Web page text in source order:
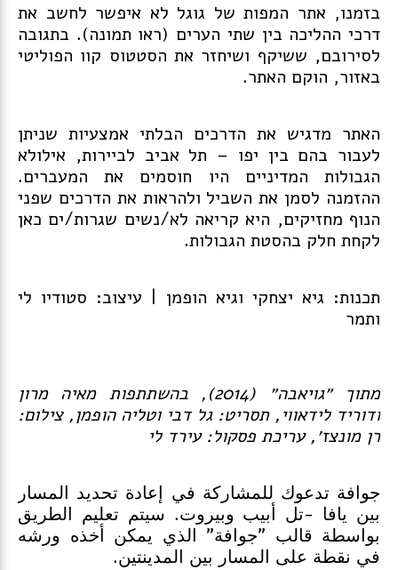
בזמנו, אתר המפות של גוגל לא איפשר לחשב את
דרכי ההליכה בין שתי הערים (ראו תמונה). בתגובה
לסירובם, ששיקף ושיחזר את הסטטוס קוו הפוליטי
באזור, הוקם האתר.
האתר מדגיש את הדרכים הבלתי אמצעיות שניתן
לעבור בהם בין יפו – תל אביב לביירות, אילולא
הגבולות המדיניים היו חוסמים את המעברים.
ההזמנה לסמן את השביל ולהראות את הדרכים שפני
הנוף מחזיקים, היא קריאה לא/נשים שגרות/ים כאן
לקחת חלק בהסטת הגבולות.
תכנות: גיא יצחקי וגיא הופמן | עיצוב: סטודיו לי
ותמר
מתוך ״גויאבה״ (2014), בהשתתפות מאיה מרון
ודוריד לידאווי, תסריט: גל דבי וטליה הופמן, צילום:
רן מונצז׳, עריכת פסקול: עירד לי
جوافة تدعوك للمشاركة في إعادة تحديد المسار
بين يافا -تل أبيب وبيروت. سيتم تعليم الطريق
بواسطة قالب "جوافة" الذي يمكن أخذه ورشه
في نقطة على المسار بين المدينتين.